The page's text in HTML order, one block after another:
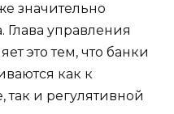
значительно
управления
это тем, что банки
как к
и регулятивной